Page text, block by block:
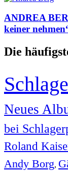
ANDREA
keiner
Die
Neues
bei
Roland
Andy Borg,